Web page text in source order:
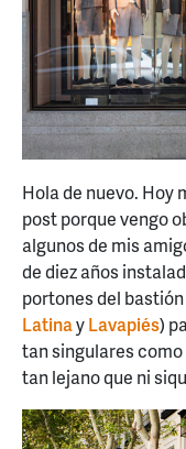
Hola de nuevo. Hoy
post porque vengo
algunos de mis
de diez años
portones del
LatinayLavapiés)
tan singulares como
tan lejano que ni